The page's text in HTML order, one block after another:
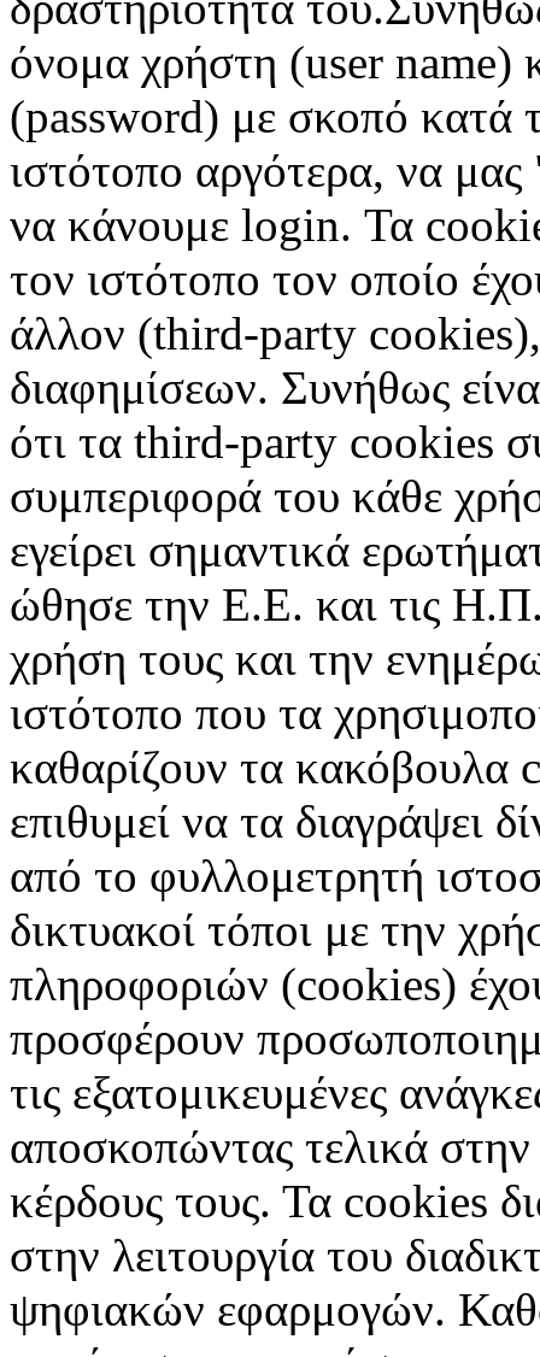
όνομα χρήστη (user name)
(password) με σκοπό κατά
ιστότοπο αργότερα, να μας
να κάνουμε login. Τα
τον ιστότοπο τον οποίο
άλλον (third-party
διαφημίσεων. Συνήθως
ότι τα third-party cookies
συμπεριφορά του κάθε
εγείρει σημαντικά
ώθησε την Ε.Ε. και τις
χρήση τους και την
ιστότοπο που τα
καθαρίζουν τα κακόβουλα
επιθυμεί να τα διαγράψει
από το φυλλομετρητή
δικτυακοί τόποι με την
πληροφοριών (cookies)
προσφέρουν
τις εξατομικευμένες
αποσκοπώντας τελικά
κέρδους τους. Τα cookies
στην λειτουργία του
ψηφιακών εφαρμογών.